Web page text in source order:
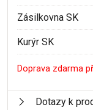
Zásilkovna SK
Kurýr SK
Doprava zdarma
Dotazy k